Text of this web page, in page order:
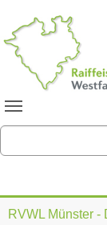
RVWL Münster -